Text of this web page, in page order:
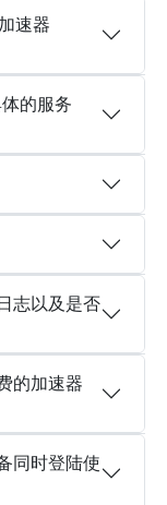
速器
的服务
志以及是否
的加速器
同时登陆使